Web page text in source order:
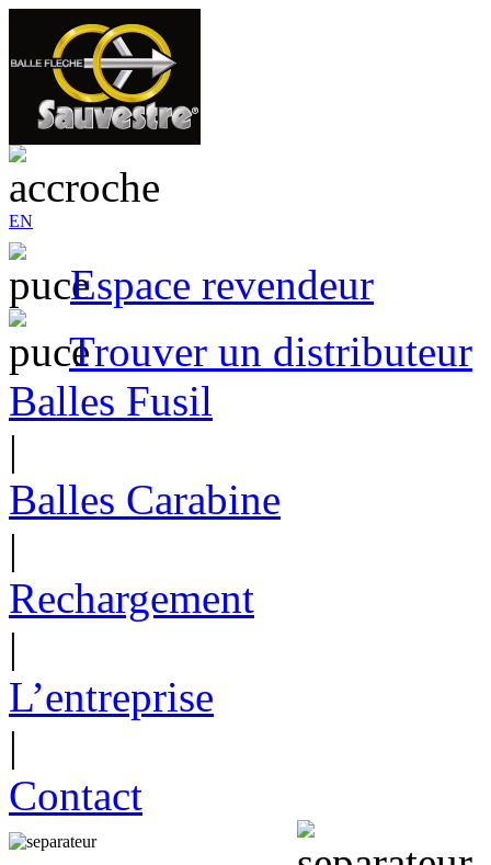
EN
Espace revendeur
Trouver un distributeur
Balles Fusil
|
Balles Carabine
|
Rechargement
|
L’entreprise
|
Contact